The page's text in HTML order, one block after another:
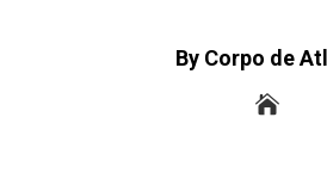
By Corpo de